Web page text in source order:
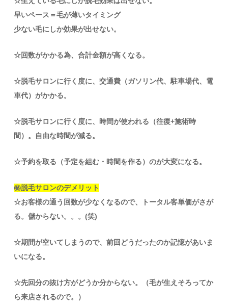
早いペース＝毛が薄いタイミング
少ない毛にしか効果が出せない。
☆回数がかかる為、合計金額が高くなる。
☆脱毛サロンに行く度に、交通費（ガソリン代、駐車場代、電
車代）がかかる。
☆脱毛サロンに行く度に、時間が使われる（往復+施術時
間）。自由な時間が減る。
☆予約を取る（予定を組む・時間を作る）のが大変になる。
㊙脱毛サロンのデメリット
☆お客様の通う回数が少なくなるので、トータル客単価がさが
る。儲からない。。。(笑)
☆期間が空いてしまうので、前回どうだったのか記憶があいま
いになる。
☆先回分の抜け方がどうか分からない。（毛が生えそろってか
ら来店されるので。）